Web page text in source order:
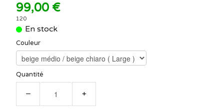
99,00 €
120
En stock
Couleur
Quantité
− +